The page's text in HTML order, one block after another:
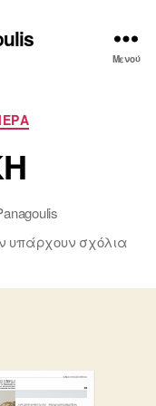
Μενού
υπάρχουν σχόλιαστο